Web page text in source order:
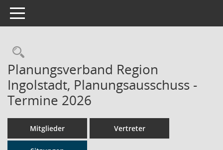
Toggle navigation
Rechercheauswahl
Planungsverband Region
Ingolstadt, Planungsausschuss -
Termine 2026
Mitglieder Vertreter